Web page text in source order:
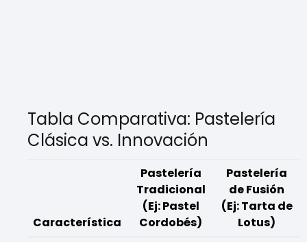
Tabla Comparativa: Pastelería
Clásica vs. Innovación
Característica
Pastelería
Tradicional
(Ej: Pastel
Cordobés)
Pastelería
de Fusión
(Ej: Tarta de
Lotus)